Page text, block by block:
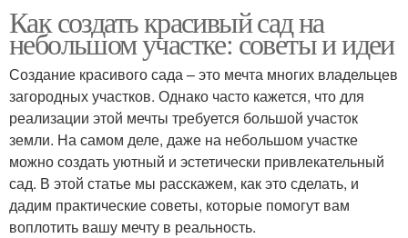
Как создать красивый сад на
небольшом участке: советы и идеи
Создание красивого сада – это мечта многих владельцев
загородных участков. Однако часто кажется, что для
реализации этой мечты требуется большой участок
земли. На самом деле, даже на небольшом участке
можно создать уютный и эстетически привлекательный
сад. В этой статье мы расскажем, как это сделать, и
дадим практические советы, которые помогут вам
воплотить вашу мечту в реальность.